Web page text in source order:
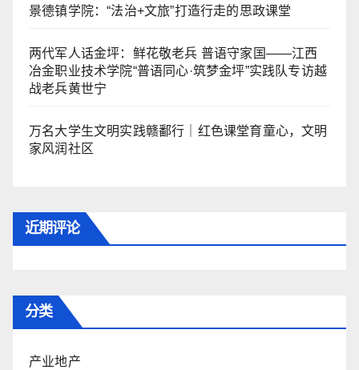
景德镇学院：“法治+文旅”打造行走的思政课堂
两代军人话金坪：鲜花敬老兵 普语守家国——江西
冶金职业技术学院“普语同心·筑梦金坪”实践队专访越
战老兵黄世宁
万名大学生文明实践赣鄱行｜红色课堂育童心，文明
家风润社区
近期评论
分类
产业地产